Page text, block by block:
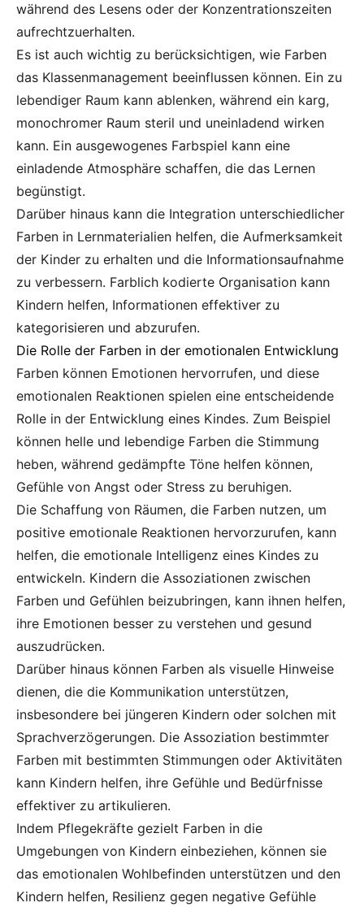
während des Lesens oder der Konzentrationszeiten
aufrechtzuerhalten.
Es ist auch wichtig zu berücksichtigen, wie Farben
das Klassenmanagement beeinflussen können. Ein zu
lebendiger Raum kann ablenken, während ein karg,
monochromer Raum steril und uneinladend wirken
kann. Ein ausgewogenes Farbspiel kann eine
einladende Atmosphäre schaffen, die das Lernen
begünstigt.
Darüber hinaus kann die Integration unterschiedlicher
Farben in Lernmaterialien helfen, die Aufmerksamkeit
der Kinder zu erhalten und die Informationsaufnahme
zu verbessern. Farblich kodierte Organisation kann
Kindern helfen, Informationen effektiver zu
kategorisieren und abzurufen.
Die Rolle der Farben in der emotionalen Entwicklung
Farben können Emotionen hervorrufen, und diese
emotionalen Reaktionen spielen eine entscheidende
Rolle in der Entwicklung eines Kindes. Zum Beispiel
können helle und lebendige Farben die Stimmung
heben, während gedämpfte Töne helfen können,
Gefühle von Angst oder Stress zu beruhigen.
Die Schaffung von Räumen, die Farben nutzen, um
positive emotionale Reaktionen hervorzurufen, kann
helfen, die emotionale Intelligenz eines Kindes zu
entwickeln. Kindern die Assoziationen zwischen
Farben und Gefühlen beizubringen, kann ihnen helfen,
ihre Emotionen besser zu verstehen und gesund
auszudrücken.
Darüber hinaus können Farben als visuelle Hinweise
dienen, die die Kommunikation unterstützen,
insbesondere bei jüngeren Kindern oder solchen mit
Sprachverzögerungen. Die Assoziation bestimmter
Farben mit bestimmten Stimmungen oder Aktivitäten
kann Kindern helfen, ihre Gefühle und Bedürfnisse
effektiver zu artikulieren.
Indem Pflegekräfte gezielt Farben in die
Umgebungen von Kindern einbeziehen, können sie
das emotionalen Wohlbefinden unterstützen und den
Kindern helfen, Resilienz gegen negative Gefühle